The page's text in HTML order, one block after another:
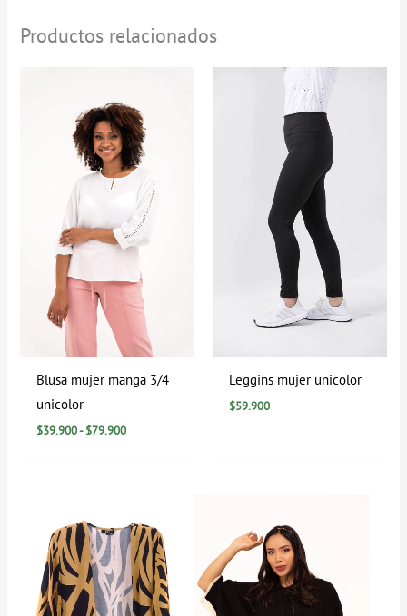
Productos relacionados
Blusa mujer manga 3/4
unicolor
$39.900- $79.900
precios:
desde
$39.900
hasta
$79.900
Leggins mujer unicolor
$59.900